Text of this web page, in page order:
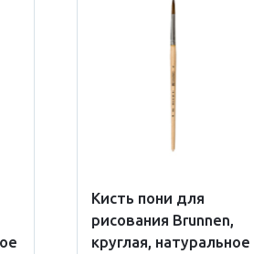
Кисть пони для
рисования Brunnen,
круглая, натуральное